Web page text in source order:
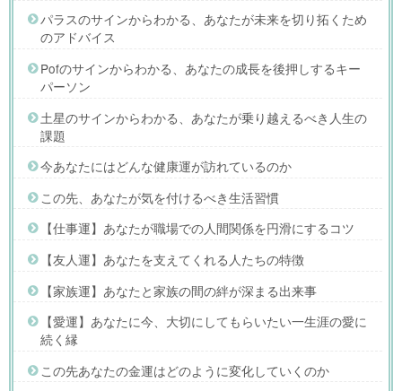
パラスのサインからわかる、あなたが未来を切り拓くため
のアドバイス
Pofのサインからわかる、あなたの成長を後押しするキー
パーソン
土星のサインからわかる、あなたが乗り越えるべき人生の
課題
今あなたにはどんな健康運が訪れているのか
この先、あなたが気を付けるべき生活習慣
【仕事運】あなたが職場での人間関係を円滑にするコツ
【友人運】あなたを支えてくれる人たちの特徴
【家族運】あなたと家族の間の絆が深まる出来事
【愛運】あなたに今、大切にしてもらいたい一生涯の愛に
続く縁
この先あなたの金運はどのように変化していくのか